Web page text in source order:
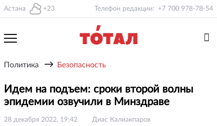
Астана +23 Телефон редакции: +7 700 978-78-54
Политика → Безопасность
Идем на подъем: сроки второй волны
эпидемии озвучили в Минздраве
28 декабря 2022, 19:42 Диас Калиакпаров